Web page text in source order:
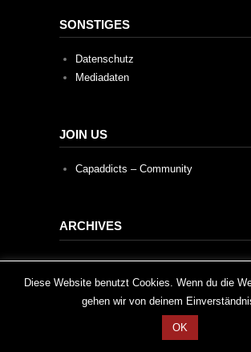
SONSTIGES
Datenschutz
Mediadaten
JOIN US
Capaddicts – Community
ARCHIVES
Archives
2020 © Capaddicts
This website uses cookies to improve your
assume you're ok with this, but you can
Cookie settings
Diese Website benutzt Cookies. Wenn du die
gehen wir von deinem
OK